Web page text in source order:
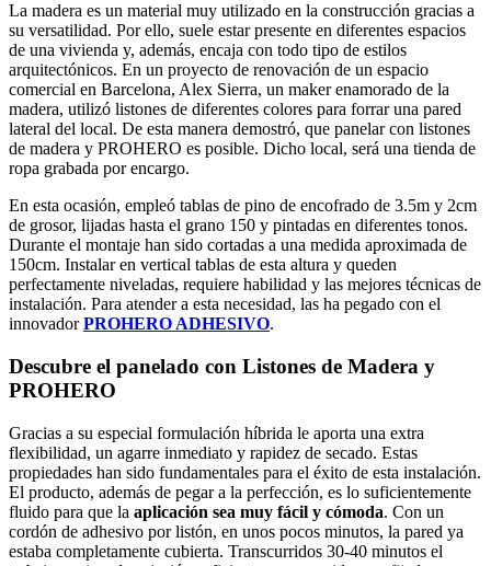
La madera es un material muy utilizado en la construcción gracias a
su versatilidad. Por ello, suele estar presente en diferentes espacios
de una vivienda y, además, encaja con todo tipo de estilos
arquitectónicos. En un proyecto de renovación de un espacio
comercial en Barcelona, Alex Sierra, un maker enamorado de la
madera, utilizó listones de diferentes colores para forrar una pared
lateral del local. De esta manera demostró, que panelar con listones
de madera y PROHERO es posible. Dicho local, será una tienda de
ropa grabada por encargo.
En esta ocasión, empleó tablas de pino de encofrado de 3.5m y 2cm
de grosor, lijadas hasta el grano 150 y pintadas en diferentes tonos.
Durante el montaje han sido cortadas a una medida aproximada de
150cm. Instalar en vertical tablas de esta altura y queden
perfectamente niveladas, requiere habilidad y las mejores técnicas de
instalación. Para atender a esta necesidad, las ha pegado con el
innovadorPROHERO ADHESIVO.
Descubre el panelado con Listones de Madera y
PROHERO
Gracias a su especial formulación híbrida le aporta una extra
flexibilidad, un agarre inmediato y rapidez de secado. Estas
propiedades han sido fundamentales para el éxito de esta instalación.
El producto, además de pegar a la perfección, es lo suficientemente
fluido para que la aplicación sea muy fácil y cómoda. Con un
cordón de adhesivo por listón, en unos pocos minutos, la pared ya
estaba completamente cubierta. Transcurridos 30-40 minutos el